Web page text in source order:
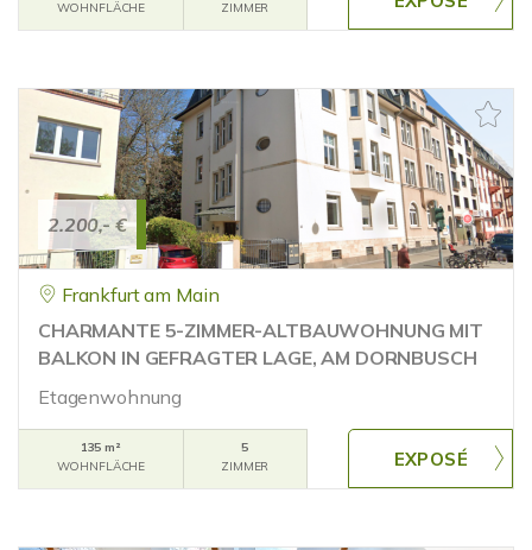
WOHNFLÄCHE
ZIMMER
2.200,- €
Frankfurt am Main
CHARMANTE 5-ZIMMER-ALTBAUWOHNUNG MIT
BALKON IN GEFRAGTER LAGE, AM DORNBUSCH
Etagenwohnung
135 m²
WOHNFLÄCHE
5
ZIMMER